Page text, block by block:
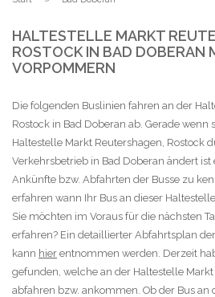
HALTESTELLE MARKT
ROSTOCK IN BAD DOBERAN
VORPOMMERN
Die folgenden Buslinien fahren an der
Rostock in Bad Doberan ab. Gerade wenn
Haltestelle Markt Reutershagen, Rostock
Verkehrsbetrieb in Bad Doberan ändert ist
Ankünfte bzw. Abfahrten der Busse zu
erfahren wann Ihr Bus an dieser
Sie möchten im Voraus für die nächsten
erfahren? Ein detaillierter Abfahrtsplan
kann hier entnommen werden. Derzeit
gefunden, welche an der Haltestelle
abfahren bzw. ankommen. Ob der Bus an